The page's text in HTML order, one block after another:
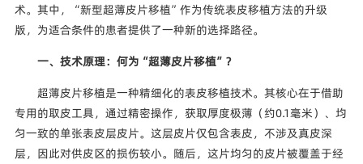
术。其中，“新型超薄皮片移植”作为传统表皮移植方法的升级
版，为适合条件的患者提供了一种新的选择路径。
一、技术原理：何为“超薄皮片移植”？
超薄皮片移植是一种精细化的表皮移植技术。其核心在于借助
专用的取皮工具，通过精密操作，获取厚度极薄（约0.1毫米）、均
匀一致的单张表皮层皮片。这层皮片仅包含表皮，不涉及真皮深
层，因此对供皮区的损伤较小。随后，这片均匀的皮片被覆盖于经